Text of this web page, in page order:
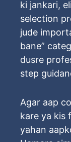
ki jankari,
selection
jude
bane”
dusre
step
Agar aap
kare ya kis
yahan